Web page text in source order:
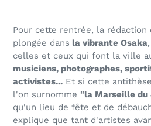
to
your
cart
Pour cette rentrée, la rédaction
plongée dans la vibrante Osaka
celles et ceux qui font la ville
musiciens, photographes,
activistes... Et si cette
l'on surnomme "la Marseille du
qu'un lieu de fête et de
explique que tant d'artistes